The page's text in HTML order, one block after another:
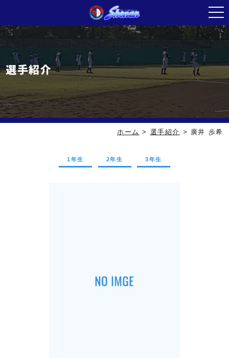
選手紹介
ホーム > 選手紹介 > 廣井 歩希
1年生 2年生 3年生